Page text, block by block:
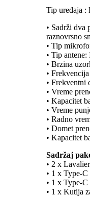
Tip uređaja :
• Sadrži dva
raznovrsno
• Tip
• Tip
• Brzina
•
• Frekventni
• Vreme
• Kapacitet
• Vreme
• Radno
• Domet
• Kapacitet
Sadržaj
• 2 x
• 1 x Type-
• 1 x Type-
• 1 x Kutija